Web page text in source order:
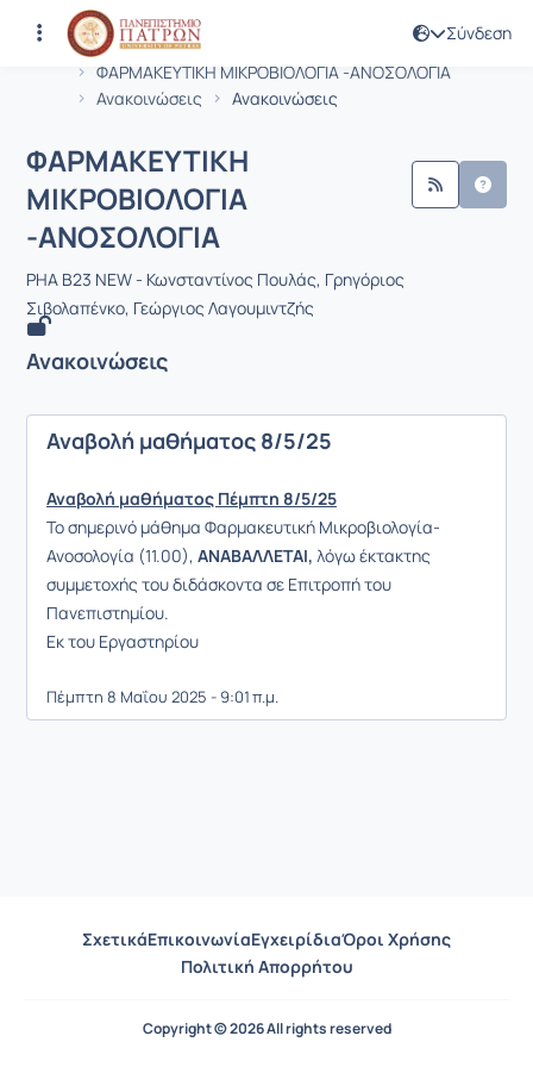
Σύνδεση
Αρχική Σελίδα
ΦΑΡΜΑΚΕΥΤΙΚΗ ΜΙΚΡΟΒΙΟΛΟΓΙΑ -ΑΝOΣΟΛΟΓΙΑ
Ανακοινώσεις
Ανακοινώσεις
Μάθημα : ΦΑΡΜΑΚΕΥΤΙΚΗ
Κωδικός : PHA1974
ΦΑΡΜΑΚΕΥΤΙΚΗ
ΜΙΚΡΟΒΙΟΛΟΓΙΑ
-ΑΝOΣΟΛΟΓΙΑ
PHA B23 NEW - Κωνσταντίνος Πουλάς, Γρηγόριος
Σιβολαπένκο, Γεώργιος Λαγουμιντζής
Ανακοινώσεις
Αναβολή μαθήματος 8/5/25
Αναβολή μαθήματος Πέμπτη 8/5/25
Το σημερινό μάθημα Φαρμακευτική Μικροβιολογία-
Ανοσολογία (11.00), ΑΝΑΒΑΛΛΕΤΑΙ, λόγω έκτακτης
συμμετοχής του διδάσκοντα σε Επιτροπή του
Πανεπιστημίου.
Εκ του Εργαστηρίου
Πέμπτη 8 Μαΐου 2025 - 9:01 π.μ.
ΣχετικάΕπικοινωνίαΕγχειρίδιαΌροι Χρήσης
Πολιτική Απορρήτου
Copyright © 2026 All rights reserved